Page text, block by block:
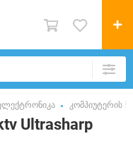
კომპიუტერის
Ultrasharp